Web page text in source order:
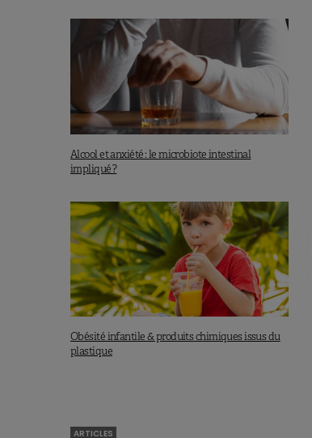
Alcool et anxiété : le microbiote intestinal
impliqué ?
Obésité infantile & produits chimiques issus du
plastique
ARTICLES